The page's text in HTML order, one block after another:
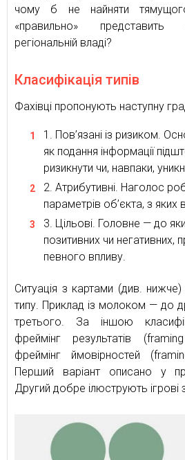
чому б не найняти
«правильно»
регіональній владі?
Класифікація типів
Фахівці пропонують наступну
Пов’язані із ризиком.
як подання інформації
ризикнути чи, навпаки,
Атрибутивні. Наголос
параметрів об’єкта, з яких
Цільові. Головне — до
позитивних чи негативних,
певного впливу.
Ситуація з картами (див.
типу. Приклад із молоком — до
третього. За іншою
фреймінг результатів
фреймінг ймовірностей
Перший варіант описано у
Другий добре ілюструють ігрові